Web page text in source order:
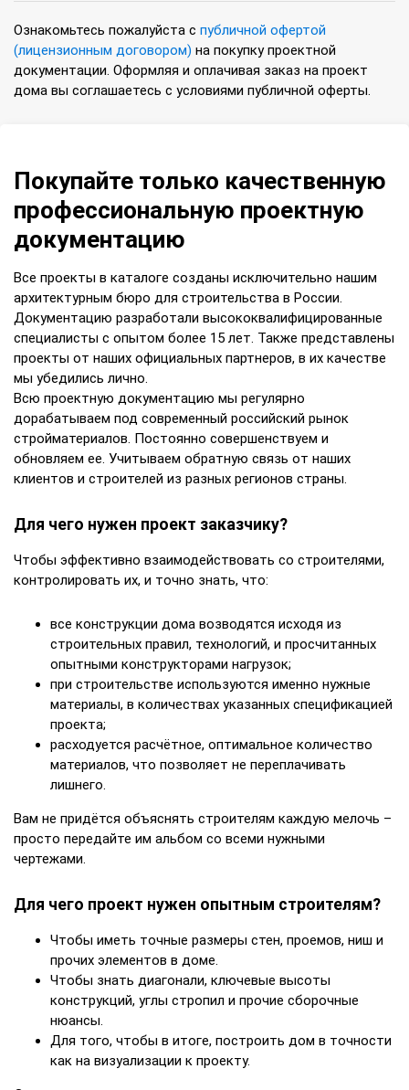
Ознакомьтесь пожалуйста с публичной офертой
(лицензионным договором) на покупку проектной
документации. Оформляя и оплачивая заказ на проект
дома вы соглашаетесь с условиями публичной оферты.
Покупайте только качественную
профессиональную проектную
документацию
Все проекты в каталоге созданы исключительно нашим
архитектурным бюро для строительства в России.
Документацию разработали высококвалифицированные
специалисты с опытом более 15 лет. Также представлены
проекты от наших официальных партнеров, в их качестве
мы убедились лично.
Всю проектную документацию мы регулярно
дорабатываем под современный российский рынок
стройматериалов. Постоянно совершенствуем и
обновляем ее. Учитываем обратную связь от наших
клиентов и строителей из разных регионов страны.
Для чего нужен проект заказчику?
Чтобы эффективно взаимодействовать со строителями,
контролировать их, и точно знать, что:
все конструкции дома возводятся исходя из
строительных правил, технологий, и просчитанных
опытными конструкторами нагрузок;
при строительстве используются именно нужные
материалы, в количествах указанных спецификацией
проекта;
расходуется расчётное, оптимальное количество
материалов, что позволяет не переплачивать
лишнего.
Вам не придётся объяснять строителям каждую мелочь –
просто передайте им альбом со всеми нужными
чертежами.
Для чего проект нужен опытным строителям?
Чтобы иметь точные размеры стен, проемов, ниш и
прочих элементов в доме.
Чтобы знать диагонали, ключевые высоты
конструкций, углы стропил и прочие сборочные
нюансы.
Для того, чтобы в итоге, построить дом в точности
как на визуализации к проекту.